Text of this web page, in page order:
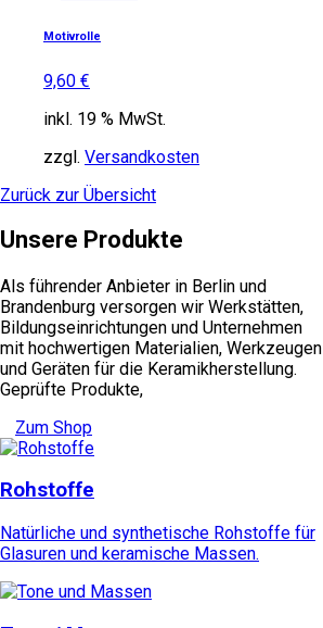
Motivrolle
9,60 €
inkl. 19 % MwSt.
zzgl. Versandkosten
Zurück zur Übersicht
Unsere Produkte
Als führender Anbieter in Berlin und
Brandenburg versorgen wir Werkstätten,
Bildungseinrichtungen und Unternehmen
mit hochwertigen Materialien, Werkzeugen
und Geräten für die Keramikherstellung.
Geprüfte Produkte,
Zum Shop
Rohstoffe
Natürliche und synthetische Rohstoffe für
Glasuren und keramische Massen.